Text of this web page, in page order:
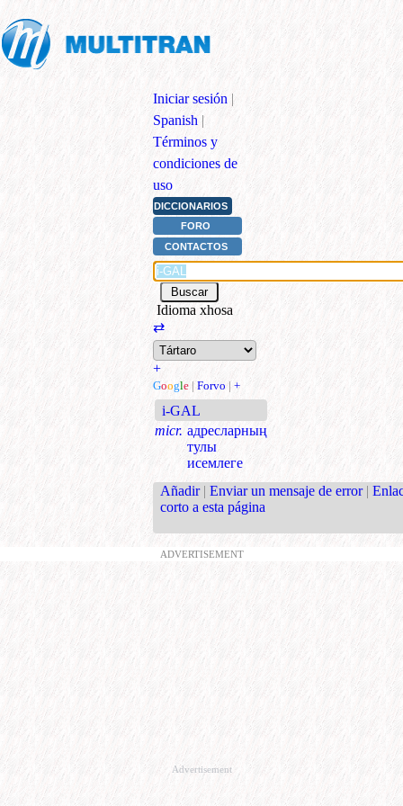
Iniciar sesión |
Spanish |
Términos y
condiciones de
uso
DICCIONARIOS
FORO
CONTACTOS
Idioma xhosa
⇄
+
Google | Forvo | +
i-GAL
micr. адресларның
тулы
исемлеге
Añadir | Enviar un mensaje de error |
corto a esta página
ADVERTISEMENT
Advertisement